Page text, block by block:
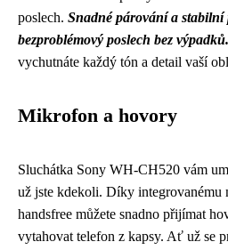
poslech. Snadné párování a
bezproblémový poslech bez výpadků.
vychutnáte každý tón a detail vaší
Mikrofon a hovory
Sluchátka Sony WH-CH520 vám
už jste kdekoli. Díky integrovanému
handsfree můžete snadno přijímat
vytahovat telefon z kapsy. Ať už se